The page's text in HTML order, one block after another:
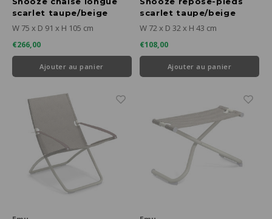
scarlet taupe/beige
W 75 x D 91 x H 105 cm
€266,00
Ajouter au panier
scarlet taupe/beige
W 72 x D 32 x H 43 cm
€108,00
Ajouter au panier